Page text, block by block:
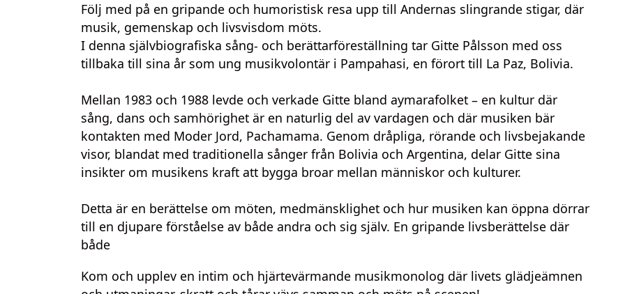
Följ med på en gripande och humoristisk resa upp till Andernas slingrande stigar, där
musik, gemenskap och livsvisdom möts.
I denna självbiografiska sång- och berättarföreställning tar Gitte Pålsson med oss
tillbaka till sina år som ung musikvolontär i Pampahasi, en förort till La Paz, Bolivia.
Mellan 1983 och 1988 levde och verkade Gitte bland aymarafolket – en kultur där
sång, dans och samhörighet är en naturlig del av vardagen och där musiken bär
kontakten med Moder Jord, Pachamama. Genom dråpliga, rörande och livsbejakande
visor, blandat med traditionella sånger från Bolivia och Argentina, delar Gitte sina
insikter om musikens kraft att bygga broar mellan människor och kulturer.
Detta är en berättelse om möten, medmänsklighet och hur musiken kan öppna dörrar
till en djupare förståelse av både andra och sig själv. En gripande livsberättelse där
både
Kom och upplev en intim och hjärtevärmande musikmonolog där livets glädjeämnen